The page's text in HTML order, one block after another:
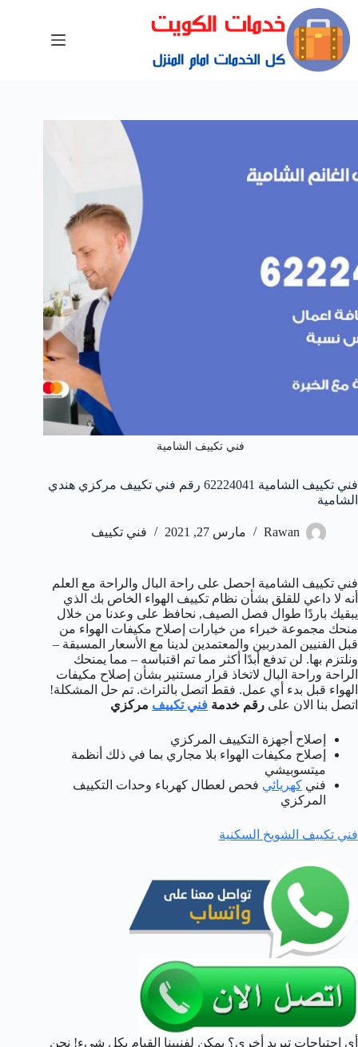
فني تكييف الشامية
فني تكييف الشامية 62224041 رقم فني تكييف مركزي هندي
الشامية
Rawan مارس 27, 2021 فني تكييف
فني تكييف الشامية احصل على راحة البال والراحة مع العلم
أنه لا داعي للقلق بشأن نظام تكييف الهواء الخاص بك الذي
يبقيك باردًا طوال فصل الصيف, نحافظ على وعدنا من خلال
منحك مجموعة خبراء من خيارات إصلاح مكيفات الهواء من
قبل الفنيين المدربين والمعتمدين لدينا مع الأسعار المسبقة –
ونلتزم بها. لن تدفع أبدًا أكثر مما تم اقتباسه – مما يمنحك
الراحة وراحة البال لاتخاذ قرار مستنير بشأن إصلاح مكيفات
الهواء قبل بدء أي عمل. فقط اتصل بالتراث. تم حل المشكلة!
اتصل بنا الان على رقم خدمة فني تكييف مركزي
إصلاح أجهزة التكييف المركزي
إصلاح مكيفات الهواء بلا مجاري بما في ذلك أنظمة
ميتسوبيشي
فني كهريائي فحص لعطال كهرباء وحدات التكييف
المركزي
فني تكييف الشويخ السكنية
أي احتياجات تبريد أخرى؟ يمكن لفنيينا القيام بكل شيء! نحن